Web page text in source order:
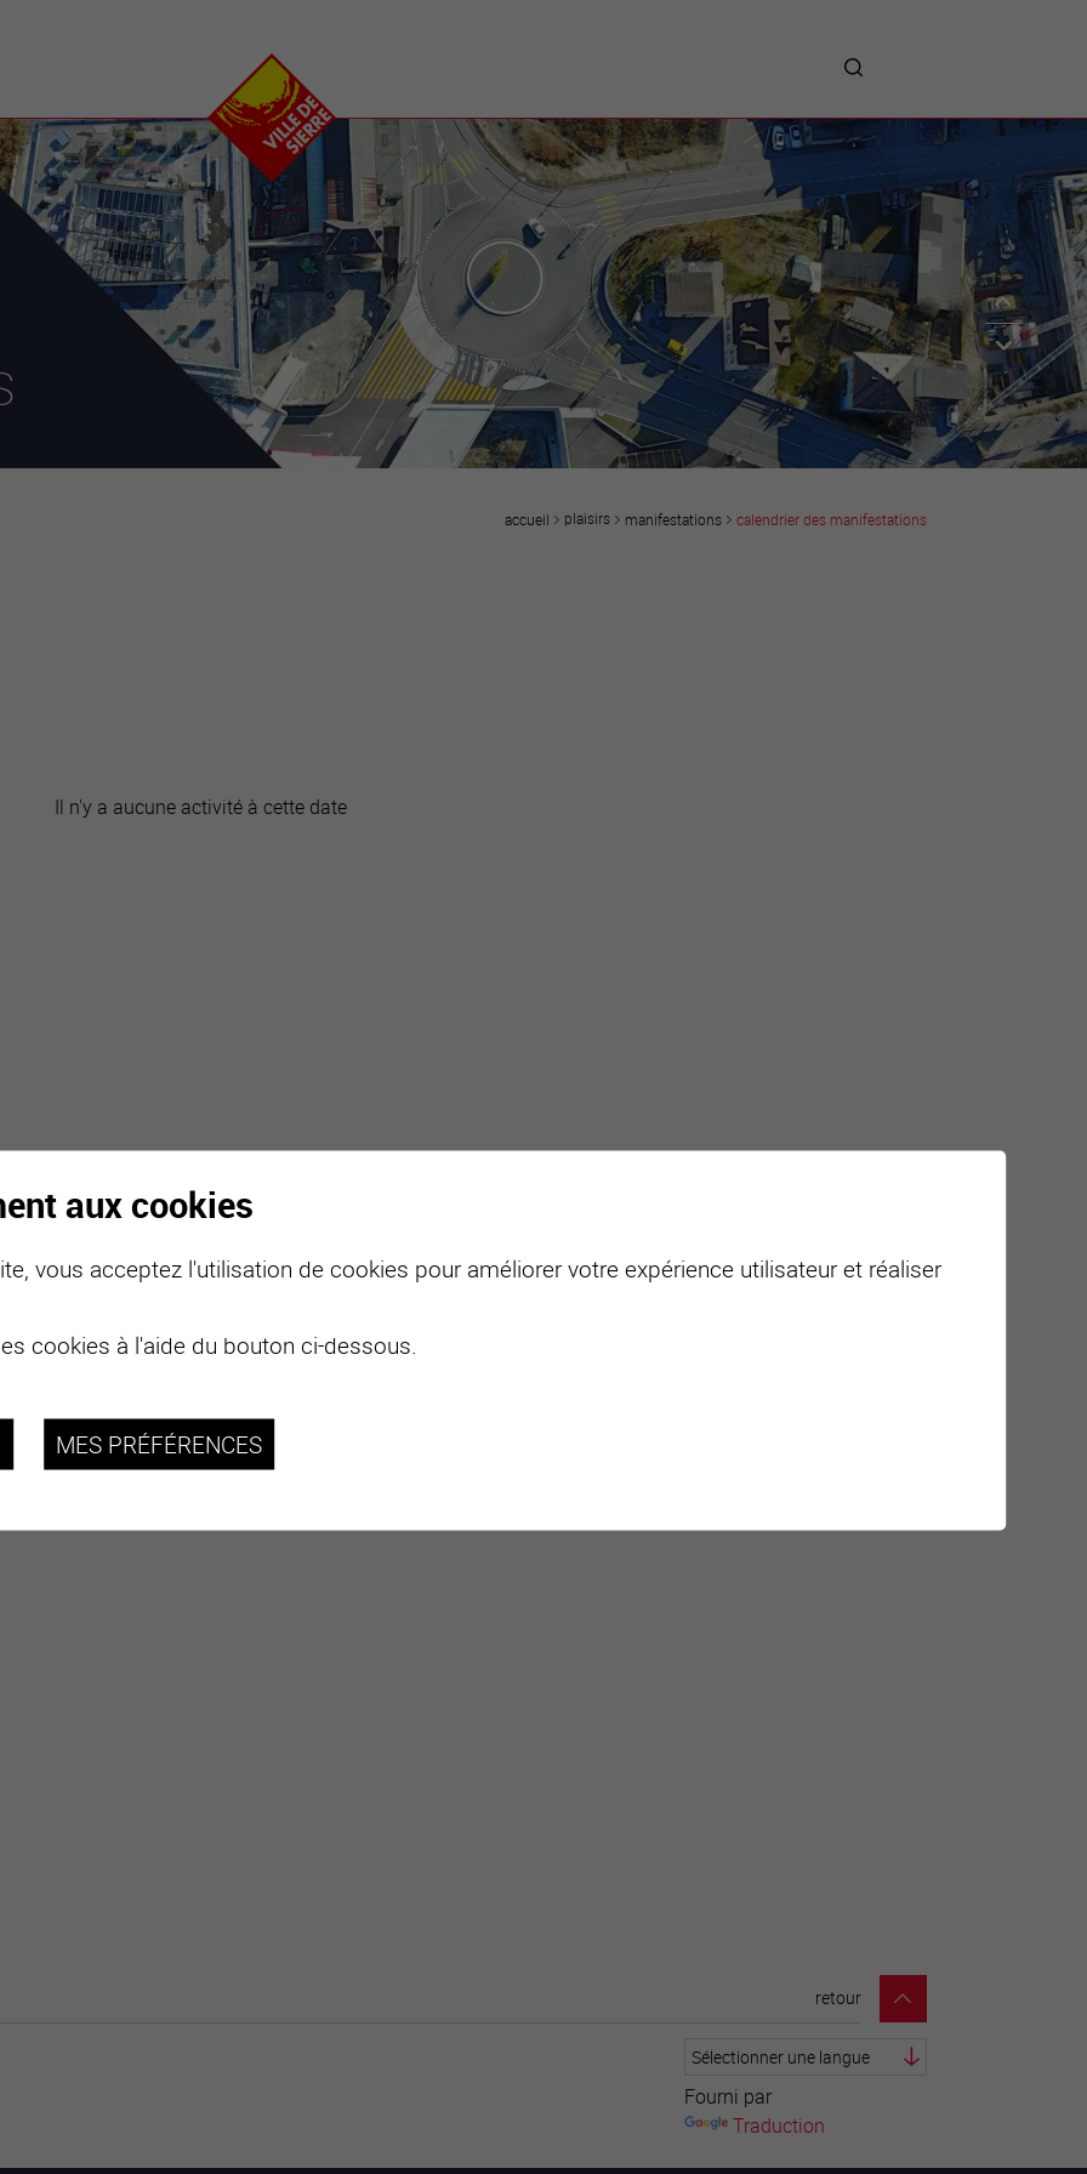
2028
Manifestations
Art et culture
Sport et loisirs
Vins, gastronomie et
séjours
Clubs et associations
Nature
Projets
Chantiers en ville
Plan directeur du
centre-ville
Prestations
Avantages
Unternehmen :
Willkommen!
Companies : Welcome!
Imprese : benvenute!
accueil plaisirs manifestations calendrier des manifestations
Il n'y a aucune activité à cette date
Fourni par
Traduction
retour
aux cookies
vous acceptez l'utilisation de cookies pour améliorer votre expérience utilisateur et réaliser
cookies à l'aide du bouton ci-dessous.
MES PRÉFÉRENCES